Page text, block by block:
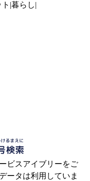
暮らし
ビスアイブリーをご
ータは利用していま